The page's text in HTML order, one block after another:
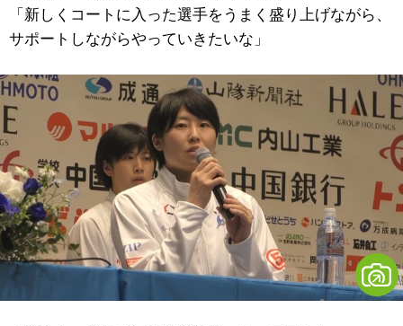
「新しくコートに入った選手をうまく盛り上げながら、
サポートしながらやっていきたいな」